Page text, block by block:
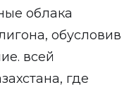
облака
обусловив
всей
где